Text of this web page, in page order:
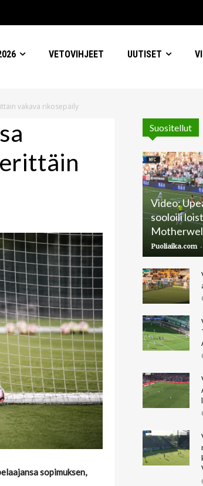
VETOVIHJEET UUTISET
vakava rikosepäily
sopimuksen,
Suositellut
Video:
sooloili
Puoliaika.com -